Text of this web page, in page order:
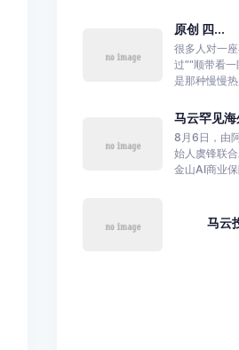
原创 四...
很多人对一
过”“顺带看
是那种慢慢
马云罕见
8月6日，由
始人虞锋联
金山AI商业
马云